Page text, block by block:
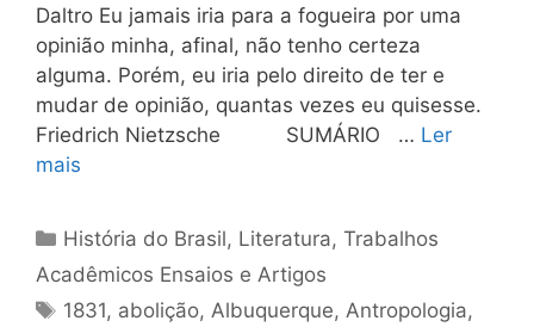
Daltro Eu jamais iria para a fogueira por uma
opinião minha, afinal, não tenho certeza
alguma. Porém, eu iria pelo direito de ter e
mudar de opinião, quantas vezes eu quisesse.
Friedrich Nietzsche SUMÁRIO … Ler
mais
Categorias
História do Brasil, Literatura,Trabalhos
Acadêmicos Ensaios e Artigos
Tags
1831, abolição,Albuquerque,Antropologia,